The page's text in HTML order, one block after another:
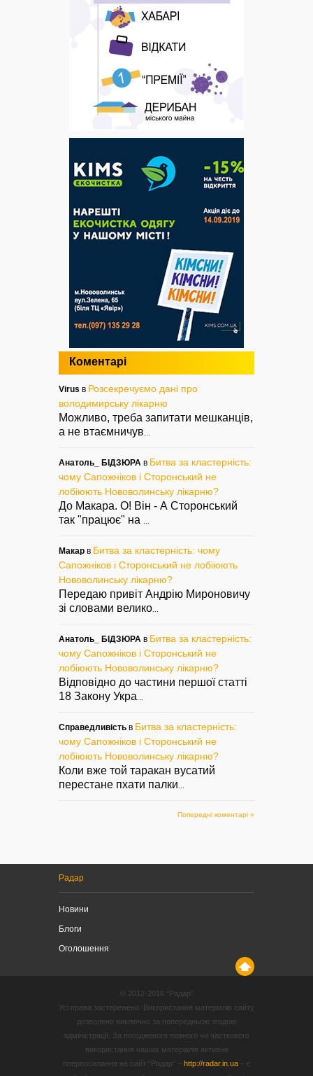
Коментарі
Virus в Розсекречуємо дані про
володимирську лікарню
Можливо, треба запитати мешканців,
а не втаємничув
Анатоль_ БІДЗЮРА в Битва за кластерність:
чому Сапожніков і Сторонський не
лобіюють Нововолинську лікарню?
До Макара. О! Він - А Сторонський
так "працює" на
Макар в Битва за кластерність: чому
Сапожніков і Сторонський не лобіюють
Нововолинську лікарню?
Передаю привіт Андрію Мироновичу
зі словами велико
Анатоль_ БІДЗЮРА в Битва за кластерність:
чому Сапожніков і Сторонський не
лобіюють Нововолинську лікарню?
Відповідно до частини першої статті
18 Закону Укра
Справедливість в Битва за кластерність:
чому Сапожніков і Сторонський не
лобіюють Нововолинську лікарню?
Коли вже той таракан вусатий
перестане пхати палки
Попередні коментарі »
Радар
Новини
Блоги
Оголошення
© 2012-2016 “Радар”
Усі права застережено. Використання матеріалів сайту
дозволено виключно за попередньою згодою
адміністрації. За погодженого повного чи часткового
використання наших матеріалів активне
гіперпосилання на сайт “Радар” – http://radar.in.ua– є